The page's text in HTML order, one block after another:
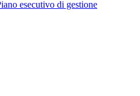
esecutivo di gestione